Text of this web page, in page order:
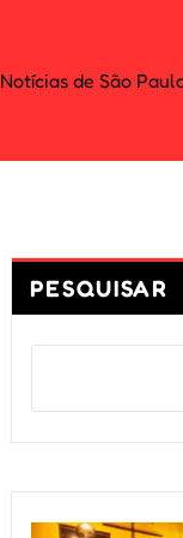
Notícias de São
PESQUISAR